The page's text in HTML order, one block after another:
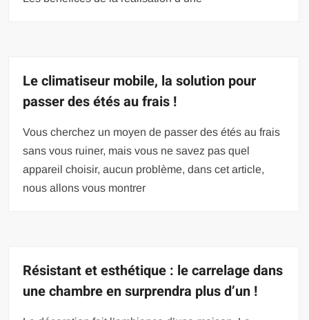
Le climatiseur mobile, la solution pour
passer des étés au frais !
Vous cherchez un moyen de passer des étés au frais
sans vous ruiner, mais vous ne savez pas quel
appareil choisir, aucun problème, dans cet article,
nous allons vous montrer
Résistant et esthétique : le carrelage dans
une chambre en surprendra plus d’un !